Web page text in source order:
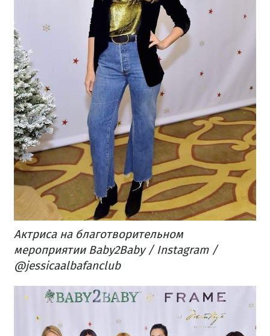
Актриса на благотворительном
мероприятии Baby2Baby / Instagram /
@jessicaalbafanclub